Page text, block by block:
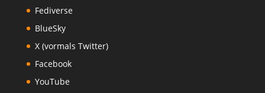
Fediverse
BlueSky
X (vormals Twitter)
Facebook
YouTube